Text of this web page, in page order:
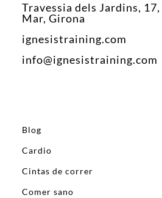
Travessia dels Jardins,
Mar, Girona
ignesistraining.com
info@ignesistraining.com
Blog
Cardio
Cintas de correr
Comer sano